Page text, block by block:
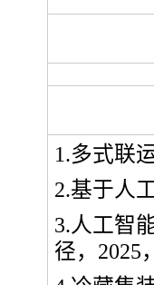
1.多式联
2.基于人
3.人工智
径， 2025